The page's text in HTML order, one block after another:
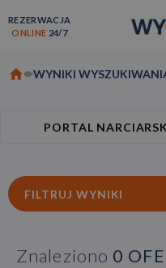
REZERWACJA
ONLINE 24/7
WYNIKI
PORTAL
FILTRUJ WYNIKI
Znaleziono 0